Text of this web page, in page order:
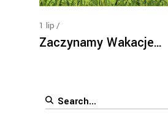
1 lip
Zaczynamy Wakacje…
Search